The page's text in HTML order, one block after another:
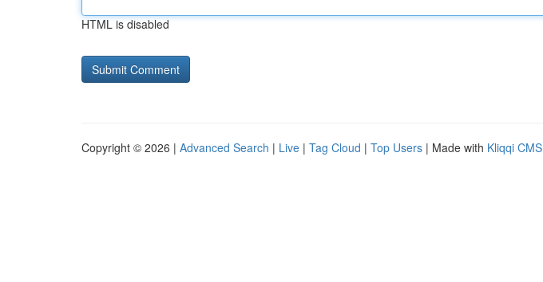
HTML is disabled
Copyright © 2026 | Advanced Search | Live | Tag Cloud | Top Users | Made with Kliqqi CMS